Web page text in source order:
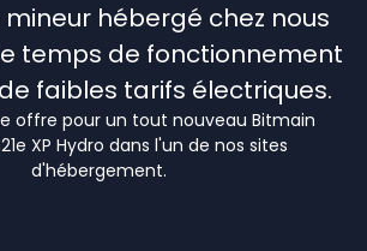
mineur hébergé chez nous
temps de fonctionnement
faibles tarifs électriques.
offre pour un tout nouveau Bitmain
XP Hydro dans l'un de nos sites
d'hébergement.